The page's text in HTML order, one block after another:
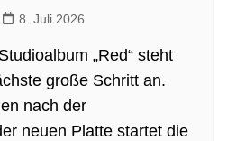
8. Juli 2026
„Red“ steht
große Schritt an.
nach der
neuen Platte startet die